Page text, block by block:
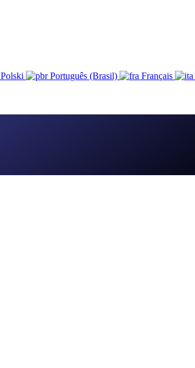
Polski Português (Brasil) Français